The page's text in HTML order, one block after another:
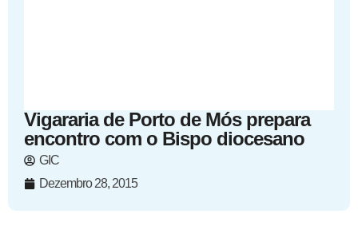
Vigararia de Porto de Mós prepara
encontro com o Bispo diocesano
GIC
Dezembro 28, 2015